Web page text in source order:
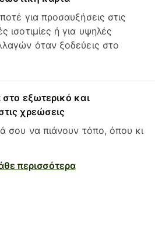
για προσαυξήσεις στις
ισοτιμίες ή για υψηλές
όταν ξοδεύεις στο
στο εξωτερικό και
χρεώσεις
σου να πιάνουν τόπο, όπου κι
περισσότερα